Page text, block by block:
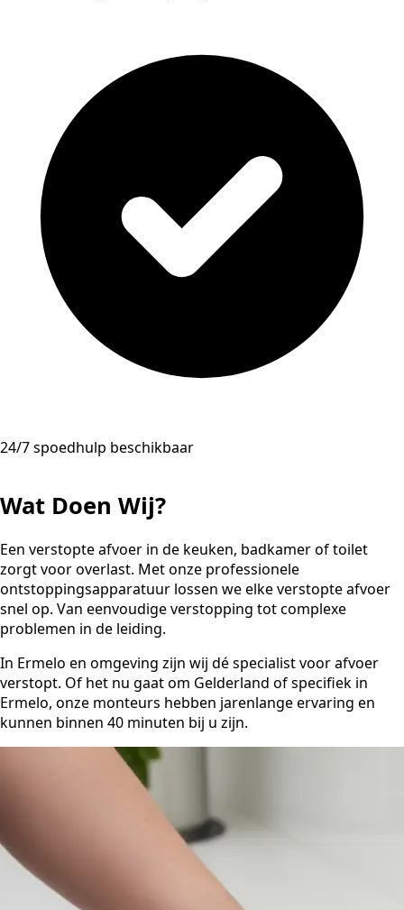
24/7 spoedhulp beschikbaar
Wat Doen Wij?
Een verstopte afvoer in de keuken, badkamer of toilet
zorgt voor overlast. Met onze professionele
ontstoppingsapparatuur lossen we elke verstopte afvoer
snel op. Van eenvoudige verstopping tot complexe
problemen in de leiding.
In Ermelo en omgeving zijn wij dé specialist voor afvoer
verstopt. Of het nu gaat om Gelderland of specifiek in
Ermelo, onze monteurs hebben jarenlange ervaring en
kunnen binnen 40 minuten bij u zijn.